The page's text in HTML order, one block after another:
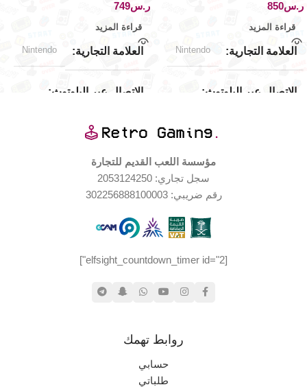
حالة المنتج
ر.س
قراءة المزيد
العلامة التجارية Nintendo
الاتصال عبر البلوتوث
لا ينطبق
ر.س
قراءة المزيد
العلامة التجارية Nintendo
الاتصال عبر البلوتوث
لا ينطبق
سعة البطارية
مؤسسة اللعب القديم للتجارة
سجل تجاري: 2053124250
رقم ضريبي: 302256888100003
[elfsight_countdown_timer id="2"]
روابط تهمك
حسابي
طلباتي